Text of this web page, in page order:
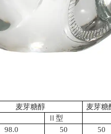
麦芽糖醇
麦芽糖
Ⅱ型
98.0 50
50